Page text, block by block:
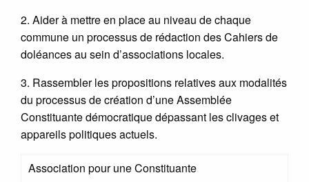
2. Aider à mettre en place au niveau de chaque
commune un processus de rédaction des Cahiers de
doléances au sein d’associations locales.
3. Rassembler les propositions relatives aux modalités
du processus de création d’une Assemblée
Constituante démocratique dépassant les clivages et
appareils politiques actuels.
Association pour une Constituante